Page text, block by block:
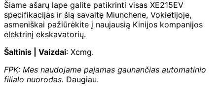
Šiame ašarų lape galite patikrinti visas XE215EV
specifikacijas ir šią savaitę Miunchene, Vokietijoje,
asmeniškai pažiūrėkite į naujausią Kinijos kompanijos
elektrinį ekskavatorių.
Šaltinis | Vaizdai: Xcmg.
FPK: Mes naudojame pajamas gaunančias automatinio
filialo nuorodas. Daugiau.